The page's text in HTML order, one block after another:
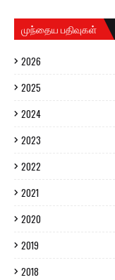
முந்தைய பதிவுகள்
2026
2025
2024
2023
2022
2021
2020
2019
2018